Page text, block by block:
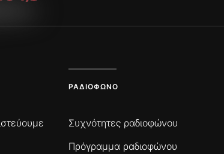
ΡΑΔΙΌΦΩΝΟ
Συχνότητες ραδιοφώνου
Πρόγραμμα ραδιοφώνου